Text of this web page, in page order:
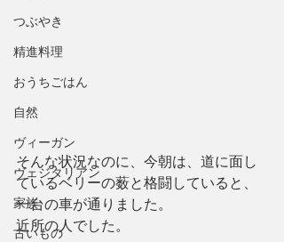
つぶやき
精進料理
おうちごはん
自然
ヴィーガン
ヴェジタリアン
家族
古いもの
そんな状況なのに、今朝は、道に面し
ているベリーの薮と格闘していると、
一台の車が通りました。
近所の人でした。